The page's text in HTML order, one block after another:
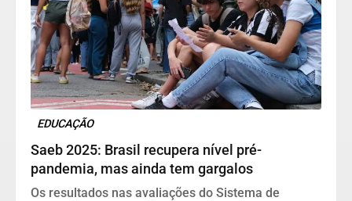
EDUCAÇÃO
Saeb 2025: Brasil recupera nível pré-
pandemia, mas ainda tem gargalos
Os resultados nas avaliações do Sistema de